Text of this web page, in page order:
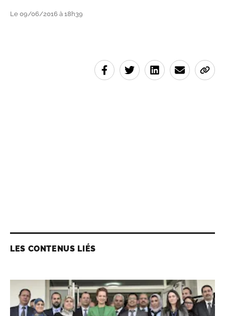
Le 09/06/2016 à 18h39
LES CONTENUS LIÉS